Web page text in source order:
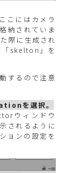
こにはカメラ
納されていま
際に生成され
skelton」を
するので注意
を選択。
ウィンドウ
されるように
ョンの設定を